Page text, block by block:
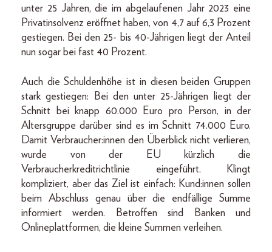
unter 25 Jahren, die im abgelaufenen Jahr 2023 eine
Privatinsolvenz eröffnet haben, von 4,7 auf 6,3 Prozent
gestiegen. Bei den 25- bis 40-Jährigen liegt der Anteil
nun sogar bei fast 40 Prozent.
Auch die Schuldenhöhe ist in diesen beiden Gruppen
stark gestiegen: Bei den unter 25-Jährigen liegt der
Schnitt bei knapp 60.000 Euro pro Person, in der
Altersgruppe darüber sind es im Schnitt 74.000 Euro.
Damit Verbraucher:innen den Überblick nicht verlieren,
wurde von der EU kürzlich die
Verbraucherkreditrichtlinie eingeführt. Klingt
kompliziert, aber das Ziel ist einfach: Kund:innen sollen
beim Abschluss genau über die endfällige Summe
informiert werden. Betroffen sind Banken und
Onlineplattformen, die kleine Summen verleihen.